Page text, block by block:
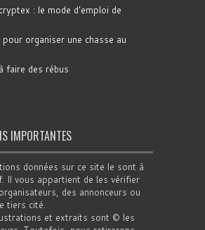
: le mode d'emploi de
pour organiser une chasse au
faire des rébus
IMPORTANTES
données sur ce site le sont à
Il vous appartient de les vérifier
des annonceurs ou
tiers cité.
et extraits sont © les